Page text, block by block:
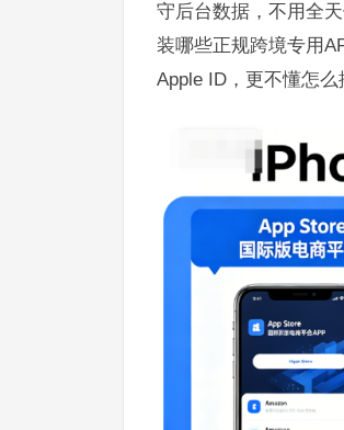
守后台数据，不用全
装哪些正规跨境专用
Apple ID，更不懂怎么